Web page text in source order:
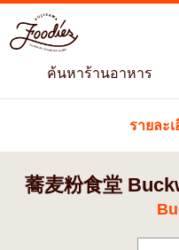
ค้นหาร้านอาหาร
รายละ
蕎麦粉食堂